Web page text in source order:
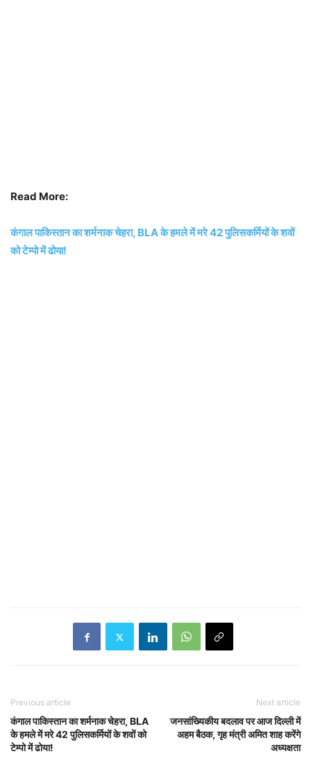
Read More:
कंगाल पाकिस्तान का शर्मनाक चेहरा, BLA के हमले में मरे 42 पुलिसकर्मियों के शवों
को टेम्पो में ढोया!
Previous article
कंगाल पाकिस्तान का शर्मनाक चेहरा, BLA
के हमले में मरे 42 पुलिसकर्मियों के शवों को
टेम्पो में ढोया!
Next article
जनसांख्यिकीय बदलाव पर आज दिल्ली में
अहम बैठक, गृह मंत्री अमित शाह करेंगे
अध्यक्षता